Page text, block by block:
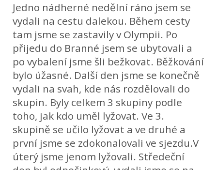
Jedno nádherné nedělní ráno jsem se
vydali na cestu dalekou. Během cesty
tam jsme se zastavily v Olympii. Po
přijedu do Branné jsem se ubytovali a
po vybalení jsme šli bežkovat. Běžkování
bylo úžasné. Další den jsme se konečně
vydali na svah, kde nás rozdělovali do
skupin. Byly celkem 3 skupiny podle
toho, jak kdo uměl lyžovat. Ve 3.
skupině se učilo lyžovat a ve druhé a
první jsme se zdokonalovali ve sjezdu.V
úterý jsme jenom lyžovali. Středeční